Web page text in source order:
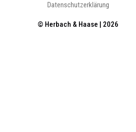
© Herbach & Haase | 2026
Datenschutzerklärung